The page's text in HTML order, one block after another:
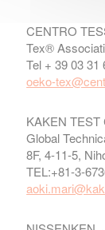
CENTRO
Tex®
Tel + 39 03 31
oeko-
KAKEN TEST
Global
8F, 4-11-5,
TEL:+81-3-